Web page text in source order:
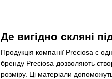
Де вигідно скляні
Продукція компанії Preciosa є
бренду Preciosa дозволяють
розміру. Ці матеріали